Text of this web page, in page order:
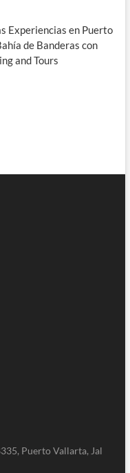
Experiencias en Puerto
de Banderas con
and Tours